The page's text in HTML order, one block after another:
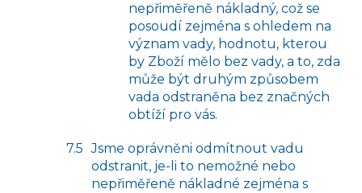
nepřiměřeně nákladný, což se
posoudí zejména s ohledem na
význam vady, hodnotu, kterou
by Zboží mělo bez vady, a to, zda
může být druhým způsobem
vada odstraněna bez značných
obtíží pro vás.
Jsme oprávněni odmítnout vadu
odstranit, je-li to nemožné nebo
nepřiměřeně nákladné zejména s